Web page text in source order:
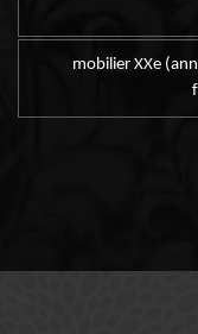
mobilier XXe